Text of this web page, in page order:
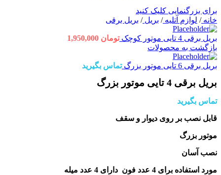
برای بزرگنمایی کلیک کنید
خانه/ لوازم آتلیه/ بریل/ بریل برقی
بریل برقی 4 تایی موتور کوچک تومان
بازگشت به محصولات
بریل برقی 6 تایی موتور بزرگ تماس بگیرید
بریل برقی 4 تایی موتور بزرگ
تماس بگیرید
قابل نصب بر روی دیوار و سقف
موتور بزرگ
نصب آسان
مورد استفاده برای 4 عدد فون دارای 4 عدد میله